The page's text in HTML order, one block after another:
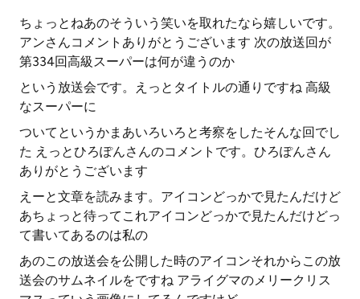
ちょっとねあのそういう笑いを取れたなら嬉しいです。
アンさんコメントありがとうございます 次の放送回が
第334回高級スーパーは何が違うのか
という放送会です。えっとタイトルの通りですね 高級
なスーパーに
ついてというかまあいろいろと考察をしたそんな回でし
た えっとひろぽんさんのコメントです。ひろぽんさん
ありがとうございます
えーと文章を読みます。アイコンどっかで見たんだけど
あちょっと待ってこれアイコンどっかで見たんだけどっ
て書いてあるのは私の
あのこの放送会を公開した時のアイコンそれからこの放
送会のサムネイルをですね アライグマのメリークリス